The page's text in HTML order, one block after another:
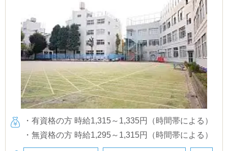
・有資格の方 時給1,315～1,335円（時間帯による）
・無資格の方 時給1,295～1,315円（時間帯による）